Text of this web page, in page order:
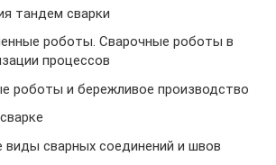
тандем сварки
роботы. Сварочные роботы в
процессов
роботы и бережливое производство
виды сварных соединений и швов